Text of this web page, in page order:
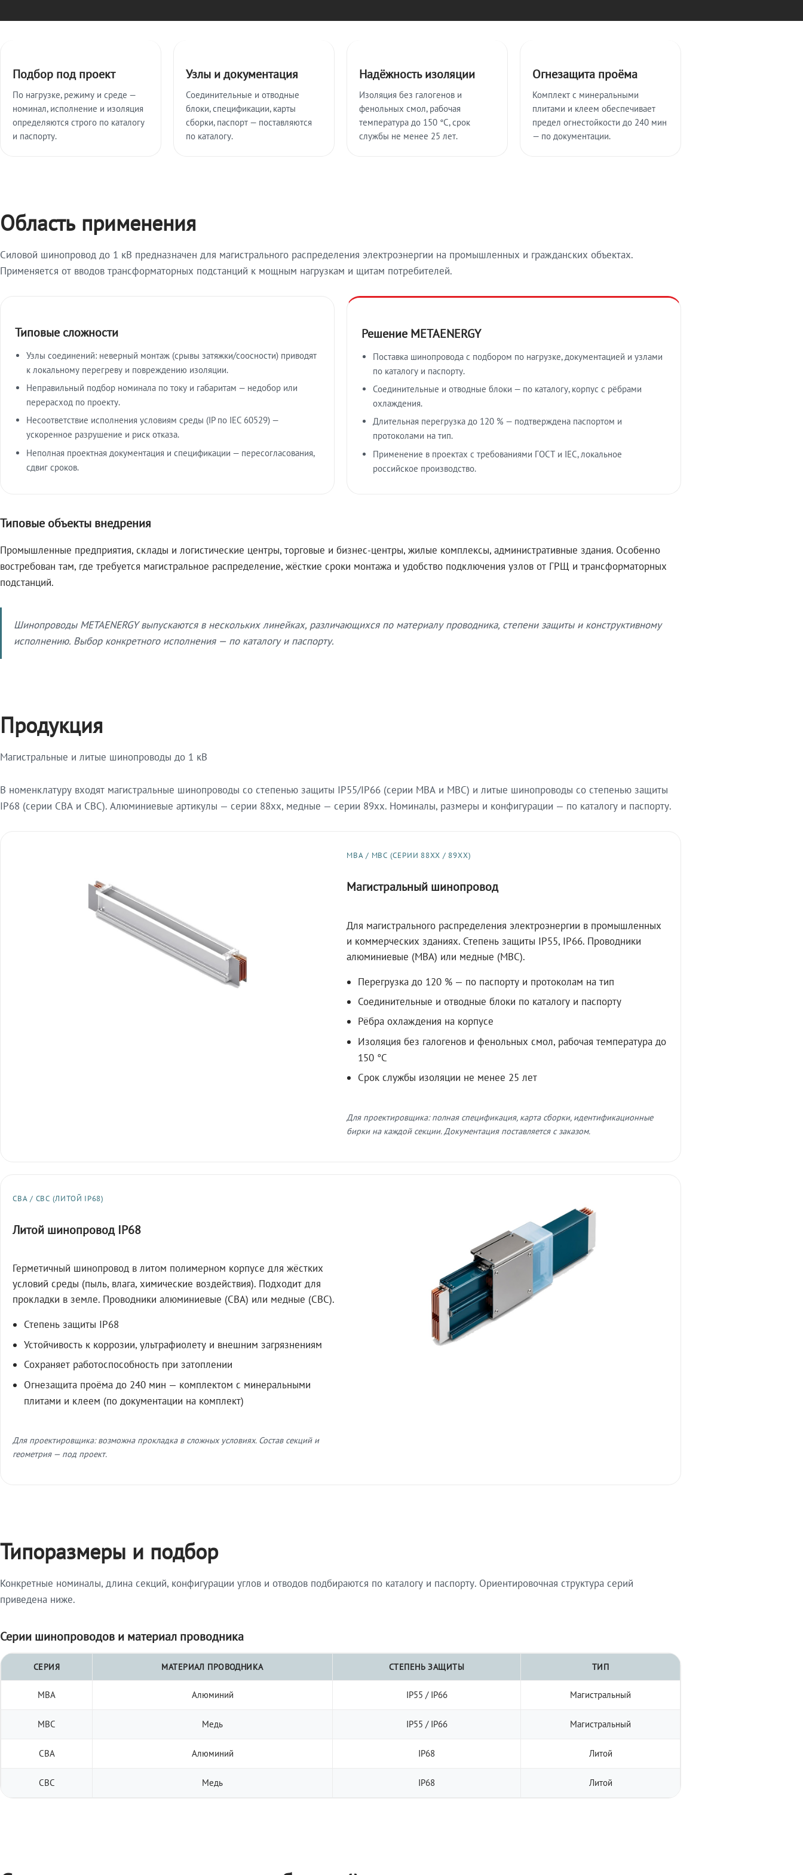
Подбор под проект
По нагрузке, режиму и среде —
номинал, исполнение и изоляция
определяются строго по каталогу
и паспорту.
Узлы и документация
Соединительные и отводные
блоки, спецификации, карты
сборки, паспорт — поставляются
по каталогу.
Надёжность изоляции
Изоляция без галогенов и
фенольных смол, рабочая
температура до 150 °C, срок
службы не менее 25 лет.
Огнезащита проёма
Комплект с минеральными
плитами и клеем обеспечивает
предел огнестойкости до 240 мин
— по документации.
Область применения
Силовой шинопровод до 1 кВ предназначен для магистрального распределения электроэнергии на промышленных и гражданских объектах.
Применяется от вводов трансформаторных подстанций к мощным нагрузкам и щитам потребителей.
Типовые сложности
Узлы соединений: неверный монтаж (срывы затяжки/соосности) приводят
к локальному перегреву и повреждению изоляции.
Неправильный подбор номинала по току и габаритам — недобор или
перерасход по проекту.
Несоответствие исполнения условиям среды (IP по IEC 60529) —
ускоренное разрушение и риск отказа.
Неполная проектная документация и спецификации — пересогласования,
сдвиг сроков.
Решение METAENERGY
Поставка шинопровода с подбором по нагрузке, документацией и узлами
по каталогу и паспорту.
Соединительные и отводные блоки — по каталогу, корпус с рёбрами
охлаждения.
Длительная перегрузка до 120 % — подтверждена паспортом и
протоколами на тип.
Применение в проектах с требованиями ГОСТ и IEC, локальное
российское производство.
Типовые объекты внедрения
Промышленные предприятия, склады и логистические центры, торговые и бизнес-центры, жилые комплексы, административные здания. Особенно
востребован там, где требуется магистральное распределение, жёсткие сроки монтажа и удобство подключения узлов от ГРЩ и трансформаторных
подстанций.
Шинопроводы METAENERGY выпускаются в нескольких линейках, различающихся по материалу проводника, степени защиты и конструктивному
исполнению. Выбор конкретного исполнения — по каталогу и паспорту.
Продукция
Магистральные и литые шинопроводы до 1 кВ
В номенклатуру входят магистральные шинопроводы со степенью защиты IP55/IP66 (серии МВА и МВС) и литые шинопроводы со степенью защиты
IP68 (серии СВА и СВС). Алюминиевые артикулы — серии 88xx, медные — серии 89xx. Номиналы, размеры и конфигурации — по каталогу и паспорту.
МВА / МВС (СЕРИИ 88XX / 89XX)
Магистральный шинопровод
Для магистрального распределения электроэнергии в промышленных
и коммерческих зданиях. Степень защиты IP55, IP66. Проводники
алюминиевые (МВА) или медные (МВС).
Перегрузка до 120 % — по паспорту и протоколам на тип
Соединительные и отводные блоки по каталогу и паспорту
Рёбра охлаждения на корпусе
Изоляция без галогенов и фенольных смол, рабочая температура до
150 °C
Срок службы изоляции не менее 25 лет
Для проектировщика: полная спецификация, карта сборки, идентификационные
бирки на каждой секции. Документация поставляется с заказом.
СВА / СВС (ЛИТОЙ IP68)
Литой шинопровод IP68
Герметичный шинопровод в литом полимерном корпусе для жёстких
условий среды (пыль, влага, химические воздействия). Подходит для
прокладки в земле. Проводники алюминиевые (СВА) или медные (СВС).
Степень защиты IP68
Устойчивость к коррозии, ультрафиолету и внешним загрязнениям
Сохраняет работоспособность при затоплении
Огнезащита проёма до 240 мин — комплектом с минеральными
плитами и клеем (по документации на комплект)
Для проектировщика: возможна прокладка в сложных условиях. Состав секций и
геометрия — под проект.
Типоразмеры и подбор
Конкретные номиналы, длина секций, конфигурации углов и отводов подбираются по каталогу и паспорту. Ориентировочная структура серий
приведена ниже.
Серии шинопроводов и материал проводника
СЕРИЯ МАТЕРИАЛ ПРОВОДНИКА СТЕПЕНЬ ЗАЩИТЫ ТИП
МВА Алюминий IP55 / IP66 Магистральный
МВС Медь IP55 / IP66 Магистральный
СВА Алюминий IP68 Литой
СВС Медь IP68 Литой